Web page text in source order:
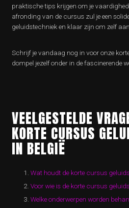
praktische tips krijgen om je
afronding van de cursus zul je een
geluidstechniek en klaar zijn om zelf
Schrijf je vandaag nog in voor onze
dompel jezelf onder in de fascinerende
VEELGESTELDE
KORTE CURSUS
IN BELGIË
Wat houdt de korte cursus
Voor wie is de korte cursus
Welke onderwerpen worden